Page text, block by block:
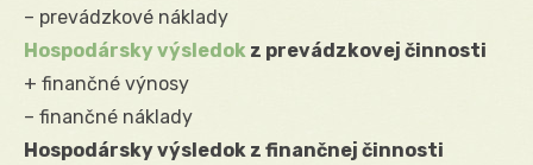
– prevádzkové náklady
Hospodársky výsledok z prevádzkovej činnosti
+ finančné výnosy
– finančné náklady
Hospodársky výsledok z finančnej činnosti